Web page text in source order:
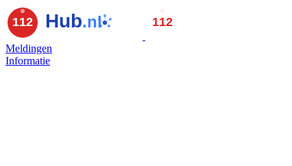
Meldingen
Informatie